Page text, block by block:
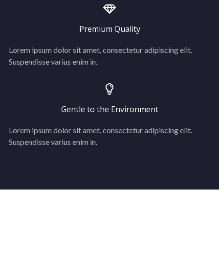
Premium Quality
Lorem ipsum dolor sit amet, consectetur adipiscing elit.
Suspendisse varius enim in.
Gentle to the Environment
Lorem ipsum dolor sit amet, consectetur adipiscing elit.
Suspendisse varius enim in.